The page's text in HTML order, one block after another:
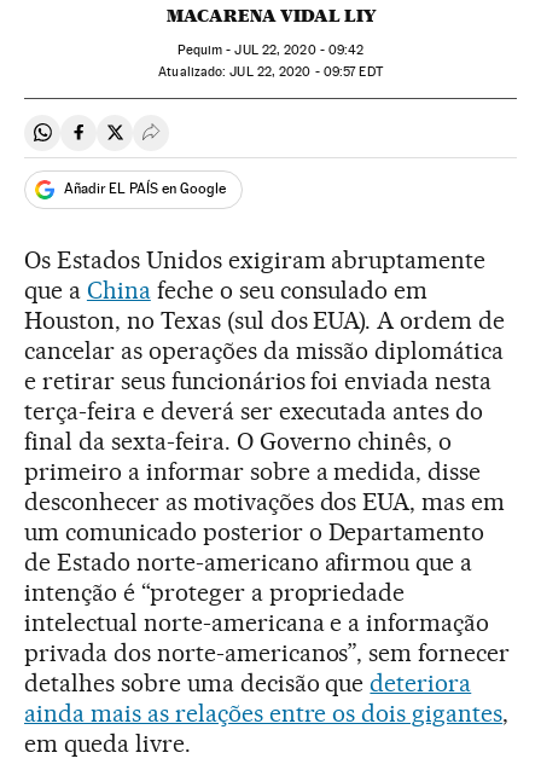
MACARENA VIDAL LIY
Pequim -JUL22, 2020 - 09:42
atualizado: JUL22, 2020 - 09:57EDT
Compartir en Whatsapp
Compartir en Facebook
Compartir en Twitter
Desplegar Redes Sociales
Añadir EL PAÍS en Google
Os Estados Unidos exigiram abruptamente
que a Chinafeche o seu consulado em
Houston, no Texas (sul dos EUA). A ordem de
cancelar as operações da missão diplomática
e retirar seus funcionários foi enviada nesta
terça-feira e deverá ser executada antes do
final da sexta-feira. O Governo chinês, o
primeiro a informar sobre a medida, disse
desconhecer as motivações dos EUA, mas em
um comunicado posterior o Departamento
de Estado norte-americano afirmou que a
intenção é “proteger a propriedade
intelectual norte-americana e a informação
privada dos norte-americanos”, sem fornecer
detalhes sobre uma decisão quedeteriora
ainda mais as relações entre os dois gigantes,
em queda livre.